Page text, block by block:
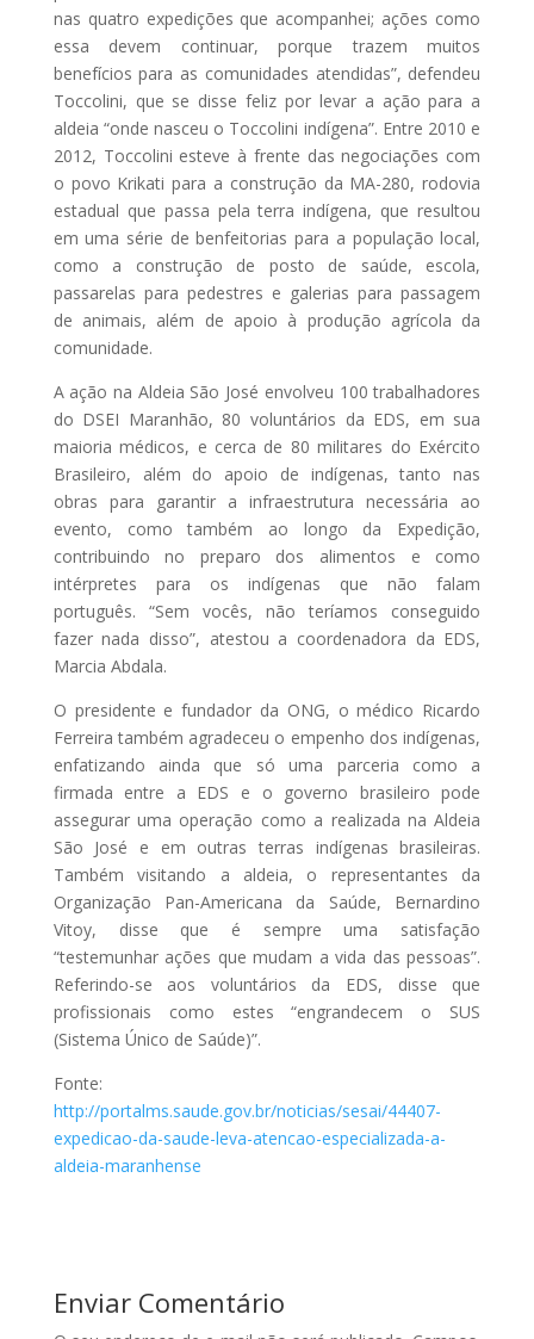
nas quatro expedições que acompanhei; ações como
essa devem continuar, porque trazem muitos
benefícios para as comunidades atendidas”, defendeu
Toccolini, que se disse feliz por levar a ação para a
aldeia “onde nasceu o Toccolini indígena”. Entre 2010 e
2012, Toccolini esteve à frente das negociações com
o povo Krikati para a construção da MA-280, rodovia
estadual que passa pela terra indígena, que resultou
em uma série de benfeitorias para a população local,
como a construção de posto de saúde, escola,
passarelas para pedestres e galerias para passagem
de animais, além de apoio à produção agrícola da
comunidade.
A ação na Aldeia São José envolveu 100 trabalhadores
do DSEI Maranhão, 80 voluntários da EDS, em sua
maioria médicos, e cerca de 80 militares do Exército
Brasileiro, além do apoio de indígenas, tanto nas
obras para garantir a infraestrutura necessária ao
evento, como também ao longo da Expedição,
contribuindo no preparo dos alimentos e como
intérpretes para os indígenas que não falam
português. “Sem vocês, não teríamos conseguido
fazer nada disso”, atestou a coordenadora da EDS,
Marcia Abdala.
O presidente e fundador da ONG, o médico Ricardo
Ferreira também agradeceu o empenho dos indígenas,
enfatizando ainda que só uma parceria como a
firmada entre a EDS e o governo brasileiro pode
assegurar uma operação como a realizada na Aldeia
São José e em outras terras indígenas brasileiras.
Também visitando a aldeia, o representantes da
Organização Pan-Americana da Saúde, Bernardino
Vitoy, disse que é sempre uma satisfação
“testemunhar ações que mudam a vida das pessoas”.
Referindo-se aos voluntários da EDS, disse que
profissionais como estes “engrandecem o SUS
(Sistema Único de Saúde)”.
Fonte:
http://portalms.saude.gov.br/noticias/sesai/44407-
expedicao-da-saude-leva-atencao-especializada-a-
aldeia-maranhense
Enviar Comentário